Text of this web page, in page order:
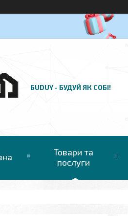
БUDUY - БУДУЙ ЯК СОБІ!
Товари та
послуги